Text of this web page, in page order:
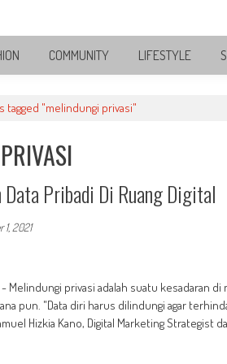
COMMUNITY LIFESTYLE
tagged "melindungi privasi"
Pribadi Di Ruang Digital
1, 2021
Melindungi privasi adalah suatu kesadaran
pun. "Data diri harus dilindungi agar
Hizkia Kano, Digital Marketing Strategist